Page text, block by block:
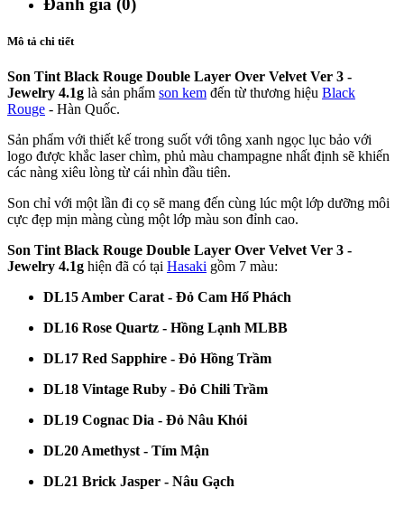
Đánh giá (0)
Mô tả chi tiết
Son Tint Black Rouge Double Layer Over Velvet Ver 3 -
Jewelry 4.1g là sản phẩm son kem đến từ thương hiệu Black
Rouge - Hàn Quốc.
Sản phẩm với thiết kế trong suốt với tông xanh ngọc lục bảo với
logo được khắc laser chìm, phủ màu champagne nhất định sẽ khiến
các nàng xiêu lòng từ cái nhìn đầu tiên.
Son chỉ với một lần đi cọ sẽ mang đến cùng lúc một lớp dưỡng môi
cực đẹp mịn màng cùng một lớp màu son đỉnh cao.
Son Tint Black Rouge Double Layer Over Velvet Ver 3 -
Jewelry 4.1g hiện đã có tại Hasaki gồm 7 màu:
DL15 Amber Carat - Đỏ Cam Hổ Phách
DL16 Rose Quartz - Hồng Lạnh MLBB
DL17 Red Sapphire - Đỏ Hồng Trầm
DL18 Vintage Ruby - Đỏ Chili Trầm
DL19 Cognac Dia - Đỏ Nâu Khói
DL20 Amethyst - Tím Mận
DL21 Brick Jasper - Nâu Gạch